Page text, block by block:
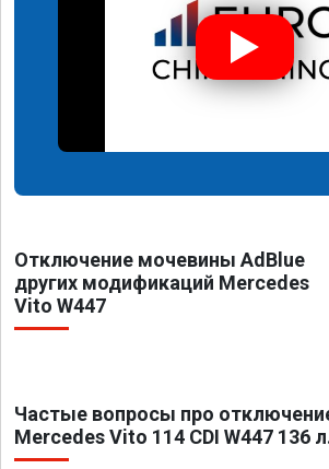
Отключение мочевины AdBlue
других модификаций Mercedes
Vito W447
Частые вопросы про
Mercedes Vito 114 CDI W447 136